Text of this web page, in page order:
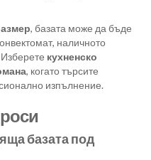
, базата може да бъде
наличното
кухненско
, когато търсите
изпълнение.
базата под